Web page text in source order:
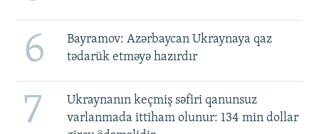
6
Bayramov: Azərbaycan Ukraynaya qaz
tədarük etməyə hazırdır
7
Ukraynanın keçmiş səfiri qanunsuz
varlanmada ittiham olunur: 134 min dollar